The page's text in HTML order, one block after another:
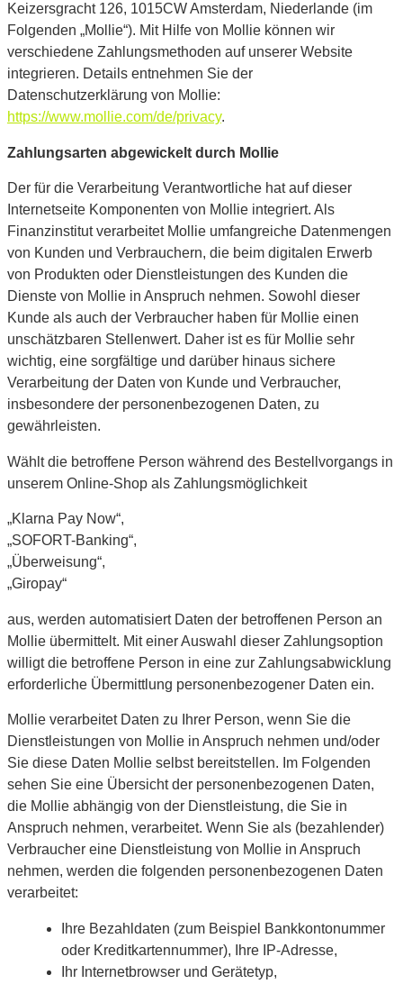
Keizersgracht 126, 1015CW Amsterdam, Niederlande (im
Folgenden „Mollie“). Mit Hilfe von Mollie können wir
verschiedene Zahlungsmethoden auf unserer Website
integrieren. Details entnehmen Sie der
Datenschutzerklärung von Mollie:
https://www.mollie.com/de/privacy.
Zahlungsarten abgewickelt durch Mollie
Der für die Verarbeitung Verantwortliche hat auf dieser
Internetseite Komponenten von Mollie integriert. Als
Finanzinstitut verarbeitet Mollie umfangreiche Datenmengen
von Kunden und Verbrauchern, die beim digitalen Erwerb
von Produkten oder Dienstleistungen des Kunden die
Dienste von Mollie in Anspruch nehmen. Sowohl dieser
Kunde als auch der Verbraucher haben für Mollie einen
unschätzbaren Stellenwert. Daher ist es für Mollie sehr
wichtig, eine sorgfältige und darüber hinaus sichere
Verarbeitung der Daten von Kunde und Verbraucher,
insbesondere der personenbezogenen Daten, zu
gewährleisten.
Wählt die betroffene Person während des Bestellvorgangs in
unserem Online-Shop als Zahlungsmöglichkeit
„Klarna Pay Now“,
„SOFORT-Banking“,
„Überweisung“,
„Giropay“
aus, werden automatisiert Daten der betroffenen Person an
Mollie übermittelt. Mit einer Auswahl dieser Zahlungsoption
willigt die betroffene Person in eine zur Zahlungsabwicklung
erforderliche Übermittlung personenbezogener Daten ein.
Mollie verarbeitet Daten zu Ihrer Person, wenn Sie die
Dienstleistungen von Mollie in Anspruch nehmen und/oder
Sie diese Daten Mollie selbst bereitstellen. Im Folgenden
sehen Sie eine Übersicht der personenbezogenen Daten,
die Mollie abhängig von der Dienstleistung, die Sie in
Anspruch nehmen, verarbeitet. Wenn Sie als (bezahlender)
Verbraucher eine Dienstleistung von Mollie in Anspruch
nehmen, werden die folgenden personenbezogenen Daten
verarbeitet:
Ihre Bezahldaten (zum Beispiel Bankkontonummer
oder Kreditkartennummer), Ihre IP-Adresse,
Ihr Internetbrowser und Gerätetyp,